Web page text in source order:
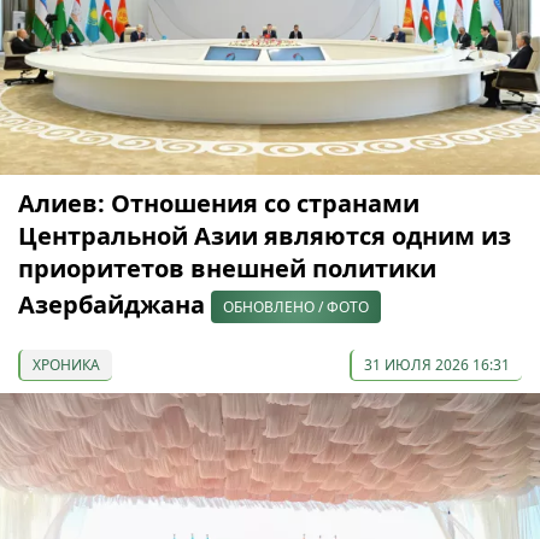
Алиев: Отношения со странами
Центральной Азии являются одним из
приоритетов внешней политики
Азербайджана
ОБНОВЛЕНО / ФОТО
ХРОНИКА 31 ИЮЛЯ 2026 16:31